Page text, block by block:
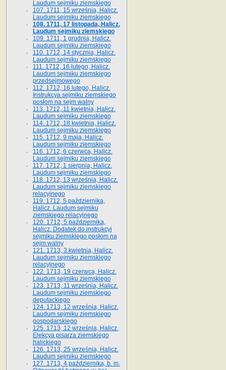
Laudum sejmiku ziemskiego
107. 1711, 15 września, Halicz.
Laudum sejmiku ziemskiego
108. 1711, 17 listopada, Halicz.
Laudum sejmiku ziemskiego
109. 1711, 1 grudnia, Halicz.
Laudum sejmiku ziemskiego
110. 1712, 14 stycznia, Halicz.
Laudum sejmiku ziemskiego
111. 1712, 16 lutego, Halicz.
Laudum sejmiku ziemskiego
przedsejmowego
112. 1712, 16 lutego, Halicz.
Instrukcya sejmiku ziemskiego
posłom na sejm walny
113. 1712, 11 kwietnia, Halicz.
Laudum sejmiku ziemskiego
114. 1712, 18 kwietnia, Halicz.
Laudum sejmiku ziemskiego
115. 1712, 9 maja, Halicz.
Laudum sejmiku ziemskiego
116. 1712, 6 czerwca, Halicz.
Laudum sejmiku ziemskiego
117. 1712, 1 sierpnia, Halicz.
Laudum sejmiku ziemskiego
118. 1712, 13 września, Halicz.
Laudum sejmiku ziemskiego
relacyjnego
119. 1712, 5 października,
Halicz. Laudum sejmiku
ziemskiego relacyjnego
120. 1712, 5 października,
Halicz. Dodatek do instrukcyi
sejmiku ziemskiego posłom na
sejm walny
121. 1713, 3 kwietnia, Halicz.
Laudum sejmiku ziemskiego
relacyjnego
122. 1713, 19 czerwca, Halicz.
Laudum sejmiku ziemskiego
123. 1713, 11 września, Halicz.
Laudum sejmiku ziemskiego
deputackiego
124. 1713, 12 września, Halicz.
Laudum sejmiku ziemskiego
gospodarskiego
125. 1713, 12 września, Halicz.
Elekcya pisarza ziemskiego
halickiego
126. 1713, 25 września, Halicz.
Laudum sejmiku ziemskiego
127. 1713, 4 października, b. m.